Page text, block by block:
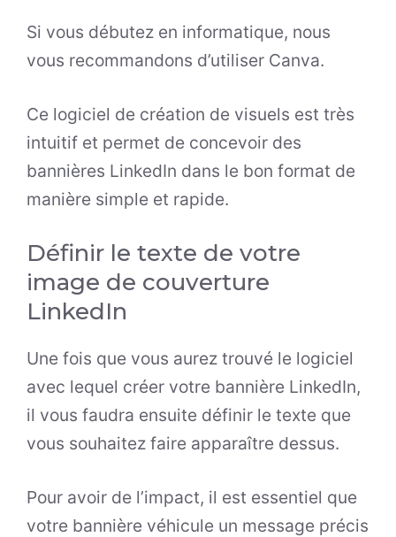
Si vous débutez en informatique, nous
vous recommandons d’utiliser Canva.
Ce logiciel de création de visuels est très
intuitif et permet de concevoir des
bannières LinkedIn dans le bon format de
manière simple et rapide.
Définir le texte de votre
image de couverture
LinkedIn
Une fois que vous aurez trouvé le logiciel
avec lequel créer votre bannière LinkedIn,
il vous faudra ensuite définir le texte que
vous souhaitez faire apparaître dessus.
Pour avoir de l’impact, il est essentiel que
votre bannière véhicule un message précis